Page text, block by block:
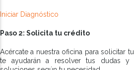
Iniciar Diagnóstico
Paso 2: Solicita tu crédito
Acércate a nuestra oficina para solicitar
te ayudarán a resolver tus dudas y